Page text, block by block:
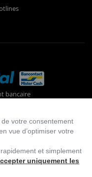
bancaire
votre consentement
vue d’optimiser votre
et simplement
uniquement les